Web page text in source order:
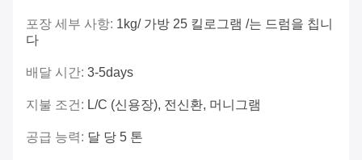
포장 세부 사항: 1kg/ 가방 25 킬로그램 /는 드럼을 칩니
다
배달 시간: 3-5days
지불 조건: L/C (신용장), 전신환, 머니그램
공급 능력: 달 당 5 톤